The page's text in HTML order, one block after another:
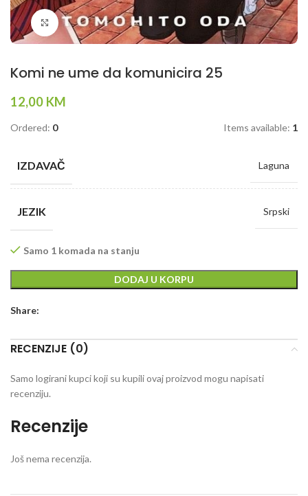
Klikni da povečaš
Komi ne ume da komunicira 25
12,00 KM
Ordered: 0 Items available: 1
IZDAVAČ Laguna
JEZIK Srpski
Samo 1 komada na stanju
DODAJ U KORPU
Share:
RECENZIJE (0)
Recenzije
Još nema recenzija.
Samo logirani kupci koji su kupili ovaj proizvod mogu napisati
recenziju.